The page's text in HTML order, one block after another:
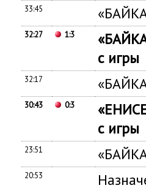
33:45
32:27 1:3
с игры
32:17
30:43 0:3
с игры
23:51
20:53